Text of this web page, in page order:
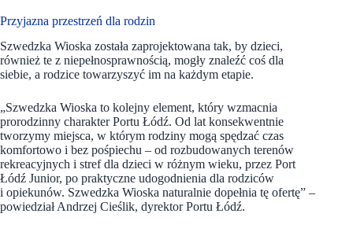
Przyjazna przestrzeń dla rodzin
Szwedzka Wioska została zaprojektowana tak, by dzieci,
również te z niepełnosprawnością, mogły znaleźć coś dla
siebie, a rodzice towarzyszyć im na każdym etapie.
„Szwedzka Wioska to kolejny element, który wzmacnia
prorodzinny charakter Portu Łódź. Od lat konsekwentnie
tworzymy miejsca, w którym rodziny mogą spędzać czas
komfortowo i bez pośpiechu – od rozbudowanych terenów
rekreacyjnych i stref dla dzieci w różnym wieku, przez Port
Łódź Junior, po praktyczne udogodnienia dla rodziców
i opiekunów. Szwedzka Wioska naturalnie dopełnia tę ofertę” –
powiedział Andrzej Cieślik, dyrektor Portu Łódź.